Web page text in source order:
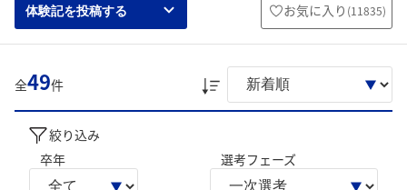
体験記を投稿する お気に入り (11835)
全49件
絞り込み
卒年
選考フェーズ